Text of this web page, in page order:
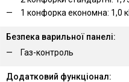
1 конфорка економна: 1,0
Безпека варильної панелі:
Газ-контроль
Додатковий функціонал: